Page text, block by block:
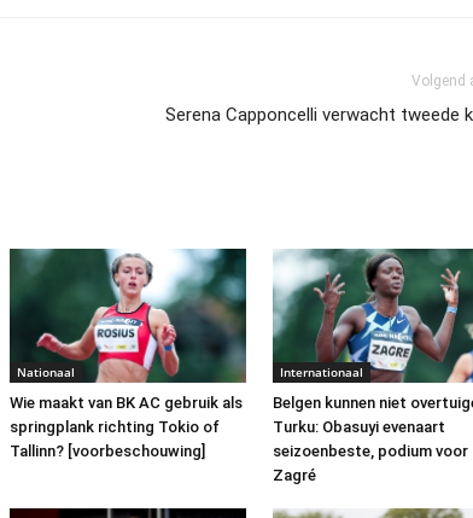
Volgend
Serena Capponcelli verwacht tweede
Nationaal
Wie maakt van BK AC gebruik als
springplank richting Tokio of
Tallinn? [voorbeschouwing]
Internationaal
Belgen kunnen niet
Turku: Obasuyi evenaart
seizoenbeste, podium voor
Zagré